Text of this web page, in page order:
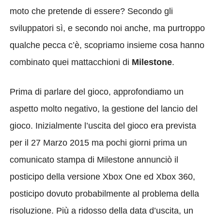
moto che pretende di essere? Secondo gli
sviluppatori sì, e secondo noi anche, ma purtroppo
qualche pecca c’è, scopriamo insieme cosa hanno
combinato quei mattacchioni di Milestone.
Prima di parlare del gioco, approfondiamo un
aspetto molto negativo, la gestione del lancio del
gioco. Inizialmente l’uscita del gioco era prevista
per il 27 Marzo 2015 ma pochi giorni prima un
comunicato stampa di Milestone annunciò il
posticipo della versione Xbox One ed Xbox 360,
posticipo dovuto probabilmente al problema della
risoluzione. Più a ridosso della data d’uscita, un